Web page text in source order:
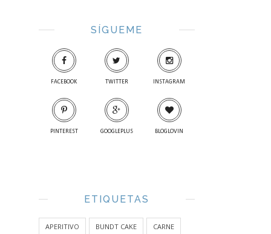
SÍGUEME
FACEBOOK TWITTER INSTAGRAM
PINTEREST GOOGLEPLUS BLOGLOVIN
ETIQUETAS
APERITIVO BUNDT CAKE CARNE